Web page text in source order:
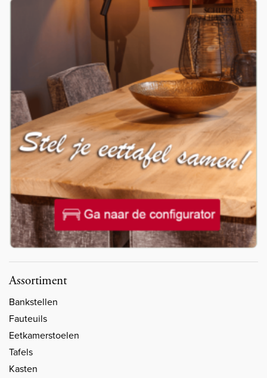
Assortiment
Bankstellen
Fauteuils
Eetkamerstoelen
Tafels
Kasten